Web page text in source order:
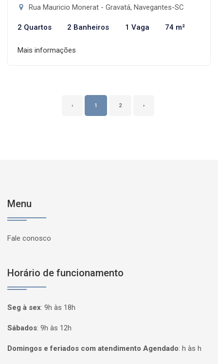
Rua Mauricio Monerat - Gravatá, Navegantes-SC
2 Quartos 2 Banheiros 1 Vaga 74 m²
Mais informações
‹ 1 2 ›
Menu
Fale conosco
Horário de funcionamento
Seg à sex: 9h às 18h
Sábados: 9h às 12h
Domingos e feriados com atendimento Agendado: h às h